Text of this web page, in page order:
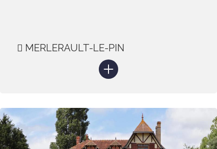
MERLERAULT-LE-PIN